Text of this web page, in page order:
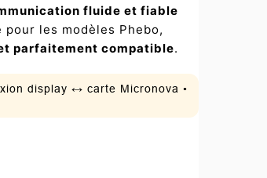
fluide et fiable
les modèles Phebo,
parfaitement compatible.
display ↔ carte Micronova •